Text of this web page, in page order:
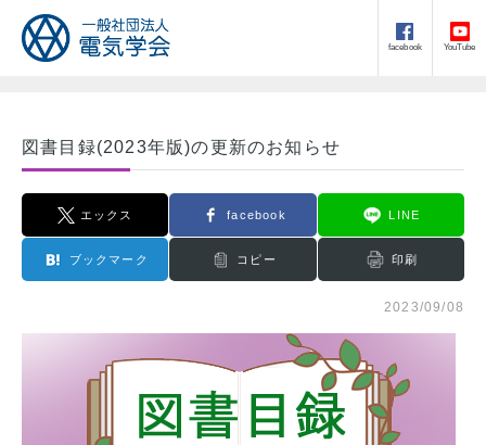
facebook YouTube
図書目録(2023年版)の更新のお知らせ
エックス facebook LINE
ブックマーク コピー 印刷
2023/09/08